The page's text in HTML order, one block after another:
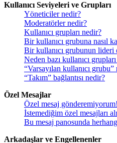
Kullanıcı Seviyeleri ve Grupları
Yöneticiler nedir?
Moderatörler nedir?
Kullanıcı grupları nedir?
Bir kullanıcı grubuna nasıl
Bir kullanıcı grubunun
Neden bazı kullanıcı
“Varsayılan kullanıcı grubu”
“Takım” bağlantısı nedir?
Özel Mesajlar
Özel mesaj gönderemiyorum!
İstemediğim özel mesajları
Bu mesaj panosunda
Arkadaşlar ve Engellenenler